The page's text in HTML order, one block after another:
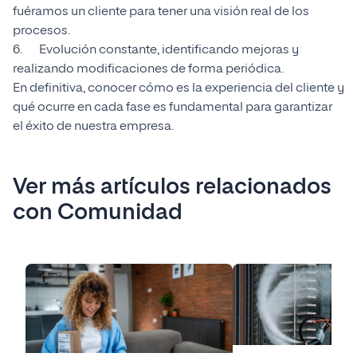
fuéramos un cliente para tener una visión real de los
procesos.
6. Evolución constante, identificando mejoras y
realizando modificaciones de forma periódica.
En definitiva, conocer cómo es la experiencia del cliente y
qué ocurre en cada fase es fundamental para garantizar
el éxito de nuestra empresa.
Ver más artículos relacionados
con Comunidad